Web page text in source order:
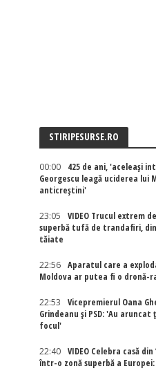
STIRIPESURSE.RO
00:00
425 de ani, 'aceleași
Georgescu leagă uciderea lui
anticreștini'
23:05
VIDEO Trucul extrem
superbă tufă de trandafiri,
tăiate
22:56
Aparatul care a
Moldova ar putea fi o dronă-
22:53
Vicepremierul Oana
Grindeanu și PSD: 'Au
focul'
22:40
VIDEO Celebra casă
într-o zonă superbă a